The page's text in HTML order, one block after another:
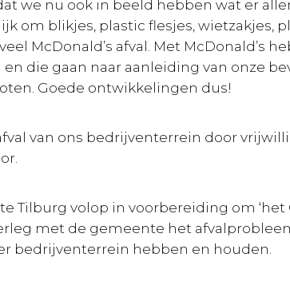
we nu ook in beeld hebben wat er
om blikjes, plastic flesjes, wietzakjes,
McDonald’s afval. Met McDonald’s
die gaan naar aanleiding van onze
Goede ontwikkelingen dus!
van ons bedrijventerrein door
Tilburg volop in voorbereiding om ‘het
met de gemeente het
bedrijventerrein hebben en houden.